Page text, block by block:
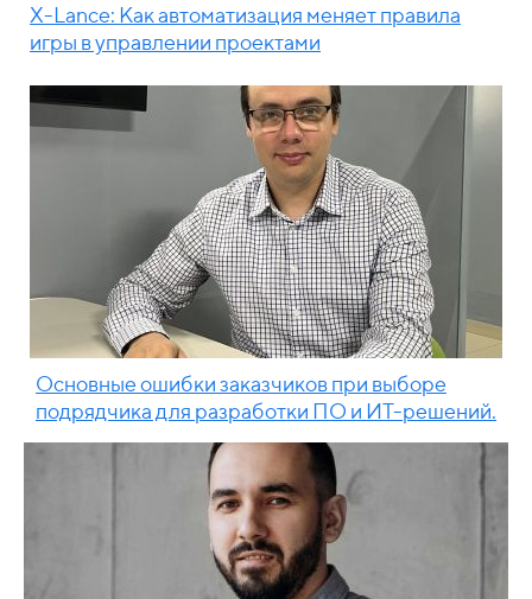
X-Lance: Как автоматизация меняет правила
игры в управлении проектами
Основные ошибки заказчиков при выборе
подрядчика для разработки ПО и ИТ-решений.